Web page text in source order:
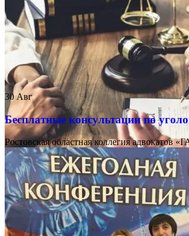
30Авг
Бесплатные консультации по
Ростовская областная коллегия